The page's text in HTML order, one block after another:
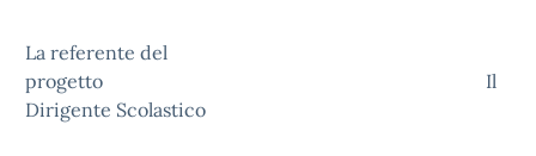
La referente del
progetto Il
Dirigente Scolastico